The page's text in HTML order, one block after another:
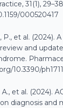
31(1),
000520417
P., et al. (2024). A
and
10.3390/
et al. (2024).
diagnosis and